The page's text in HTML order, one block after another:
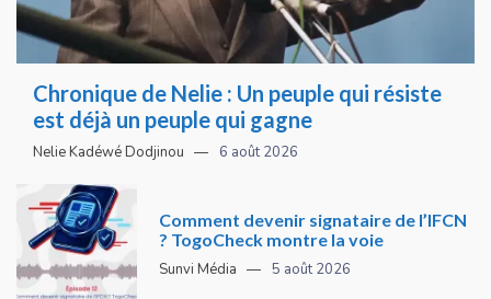
Chronique de Nelie : Un peuple qui résiste
est déjà un peuple qui gagne
Nelie Kadéwé Dodjinou 6 août 2026
Comment devenir signataire de l’IFCN
? TogoCheck montre la voie
Sunvi Média 5 août 2026